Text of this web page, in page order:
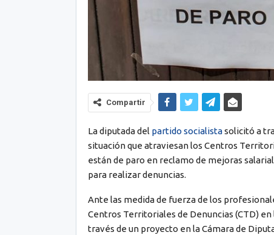
Compartir
La diputada del partido socialistasolicitó a
situación que atraviesan los Centros
están de paro en reclamo de mejoras
para realizar denuncias.
Ante las medida de fuerza de los
Centros Territoriales de Denuncias (CTD) en
través de un proyecto en la Cámara de